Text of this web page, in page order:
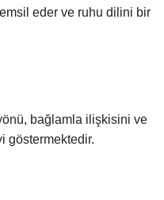
eder ve ruhu dilini bir
bağlamla ilişkisini ve
göstermektedir.